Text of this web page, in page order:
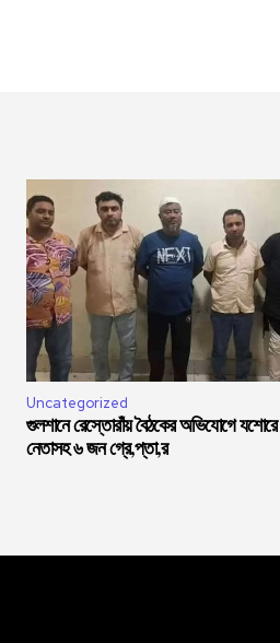
Uncategorized
গুলশানে রেস্তোরাঁয় বৈঠকের অভিযোগে
নেতাসহ ৬ জন গ্রে,প্তা,র